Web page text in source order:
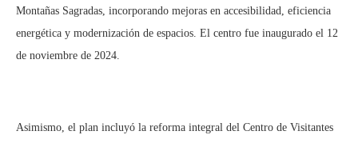
Montañas Sagradas, incorporando mejoras en accesibilidad, eficiencia
energética y modernización de espacios. El centro fue inaugurado el 12
de noviembre de 2024.
Asimismo, el plan incluyó la reforma integral del Centro de Visitantes